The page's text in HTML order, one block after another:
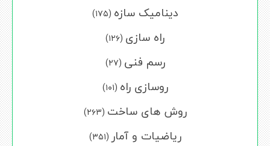
دینامیک سازه (۱۷۵)
راه سازی (۱۲۶)
رسم فنی (۲۷)
روسازی راه (۱۰۱)
روش های ساخت (۲۶۳)
ریاضیات و آمار (۳۵۱)